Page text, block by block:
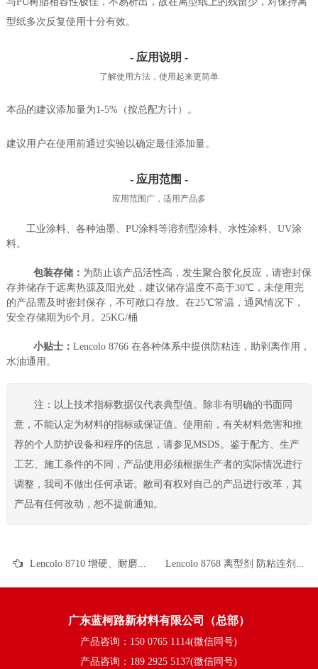
型纸多次反复使用十分有效。
- 应用说明 -
了解使用方法，使用起来更简单
本品的建议添加量为1-5%（按总配方计）。
建议用户在使用前通过实验以确定最佳添加量。
- 应用范围 -
应用范围广，适用产品多
工业涂料、各种油墨、PU涂料等溶剂型涂料、水性涂料、UV涂
料。
包装存储： 为防止该产品活性高，发生聚合胶化反应，请密封保
存并储存于远离热源及阳光处，建议储存温度不高于30℃，未使用完
的产品需及时密封保存，不可敞口存放。在25℃常温，通风情况下，
安全存储期为6个月。25KG/桶
小贴士： Lencolo 8766 在各种体系中提供防粘连，助剥离作用，
水油通用。
注：以上技术指标数据仅代表典型值。除非有明确的书面同
意，不能认定为材料的指标或保证值。使用前，有关材料危害和推
荐的个人防护设备和程序的信息，请参见MSDS。鉴于配方、生产
工艺、施工条件的不同，产品使用必须根据生产者的实际情况进行
调整，我司不做出任何承诺。敝司有权对自己的产品进行改革，其
产品有任何改动，恕不提前通知。
广东蓝柯路新材料有限公司（总部）
产品咨询：150 0765 1114(微信同号)
产品咨询：189 2925 5137(微信同号)